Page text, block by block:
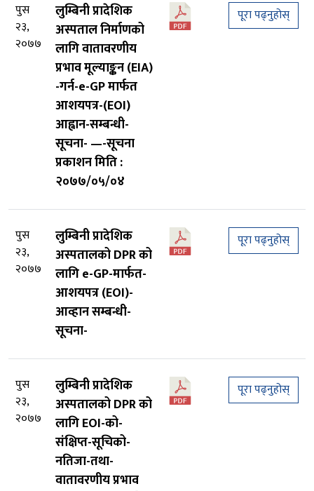
पुस
२३,
२०७७
लुम्बिनी प्रादेशिक
अस्पताल निर्माणको
लागि वातावरणीय
प्रभाव मूल्याङ्कन (EIA)
-गर्न-e-GP मार्फत
आशयपत्र-(EOI)
आह्वान-सम्बन्धी-
सूचना- —-सूचना
प्रकाशन मिति :
२०७७/०५/०४
पूरा पढ्नुहोस्
पुस
२३,
२०७७
लुम्बिनी प्रादेशिक
अस्पतालको DPR को
लागि e-GP-मार्फत-
आशयपत्र (EOI)-
आव्हान सम्बन्धी-
सूचना-
पूरा पढ्नुहोस्
पुस
२३,
२०७७
लुम्बिनी प्रादेशिक
अस्पतालको DPR को
लागि EOI-को-
संक्षिप्त-सूचिको-
नतिजा-तथा-
वातावरणीय प्रभाव
पूरा पढ्नुहोस्